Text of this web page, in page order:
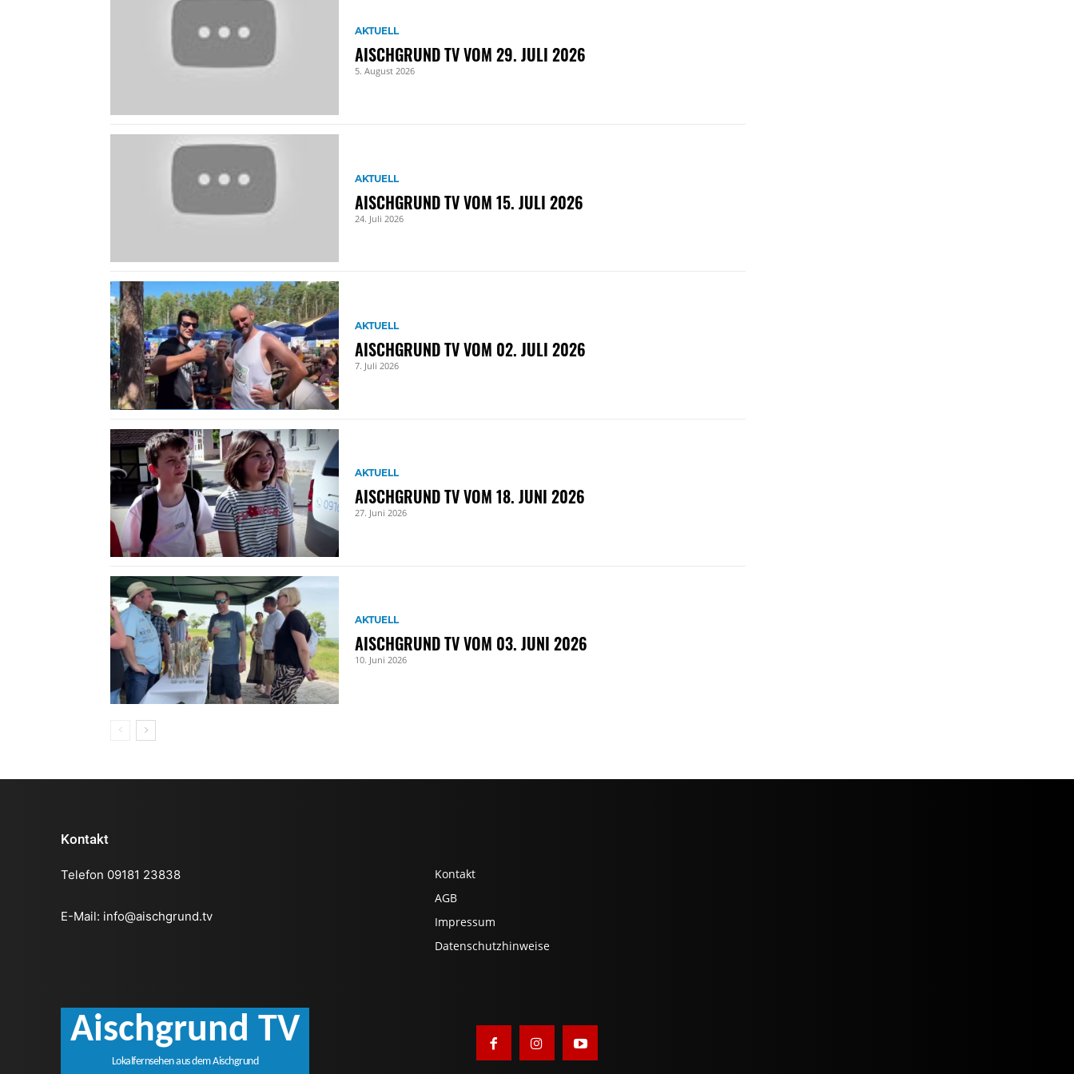
AKTUELL
AISCHGRUND TV VOM 29. JULI 2026
5. August 2026
AKTUELL
AISCHGRUND TV VOM 15. JULI 2026
24. Juli 2026
AKTUELL
AISCHGRUND TV VOM 02. JULI 2026
7. Juli 2026
AKTUELL
AISCHGRUND TV VOM 18. JUNI 2026
27. Juni 2026
AKTUELL
AISCHGRUND TV VOM 03. JUNI 2026
10. Juni 2026
Kontakt
Telefon 09181 23838
E-Mail: info@aischgrund.tv
Kontakt
AGB
Impressum
Datenschutzhinweise
Aischgrund TV
Lokalfernsehen aus dem Aischgrund